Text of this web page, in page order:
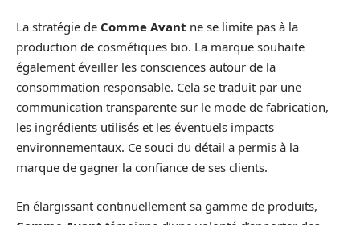
La stratégie de Comme Avant ne se limite pas à la
production de cosmétiques bio. La marque souhaite
également éveiller les consciences autour de la
consommation responsable. Cela se traduit par une
communication transparente sur le mode de fabrication,
les ingrédients utilisés et les éventuels impacts
environnementaux. Ce souci du détail a permis à la
marque de gagner la confiance de ses clients.
En élargissant continuellement sa gamme de produits,